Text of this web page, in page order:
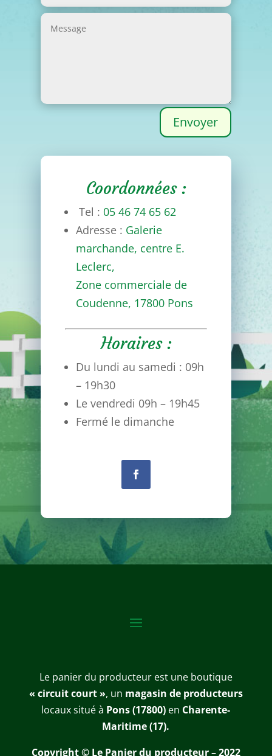
Envoyer
Coordonnées :
Tel : 05 46 74 65 62
Adresse : Galerie
marchande, centre E.
Leclerc,
Zone commerciale de
Coudenne, 17800 Pons
Horaires :
Du lundi au samedi : 09h
– 19h30
Le vendredi 09h – 19h45
Fermé le dimanche
Le panier du producteur est une boutique
« circuit court », un magasin de producteurs
locaux situé à Pons (17800) en Charente-
Maritime (17).
Copyright © Le Panier du producteur – 2022